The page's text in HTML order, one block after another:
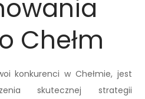
Chełm
konkurenci w Chełmie, jest
skutecznej strategii